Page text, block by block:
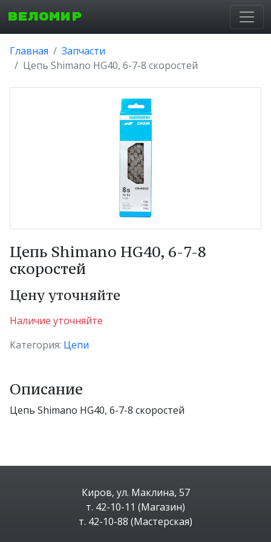
ВЕЛОМИР
Главная
Запчасти
Цепь Shimano HG40, 6-7-8 скоростей
Цепь Shimano HG40, 6-7-8
скоростей
Цену уточняйте
Наличие уточняйте
Категория: Цепи
Описание
Цепь Shimano HG40, 6-7-8 скоростей
Киров, ул. Маклина, 57
т. 42-10-11 (Магазин)
т. 42-10-88 (Мастерская)